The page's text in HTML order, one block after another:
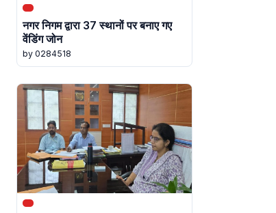
नगर निगम द्वारा 37 स्थानों पर बनाए गए
वेंडिंग जोन
by 0284518